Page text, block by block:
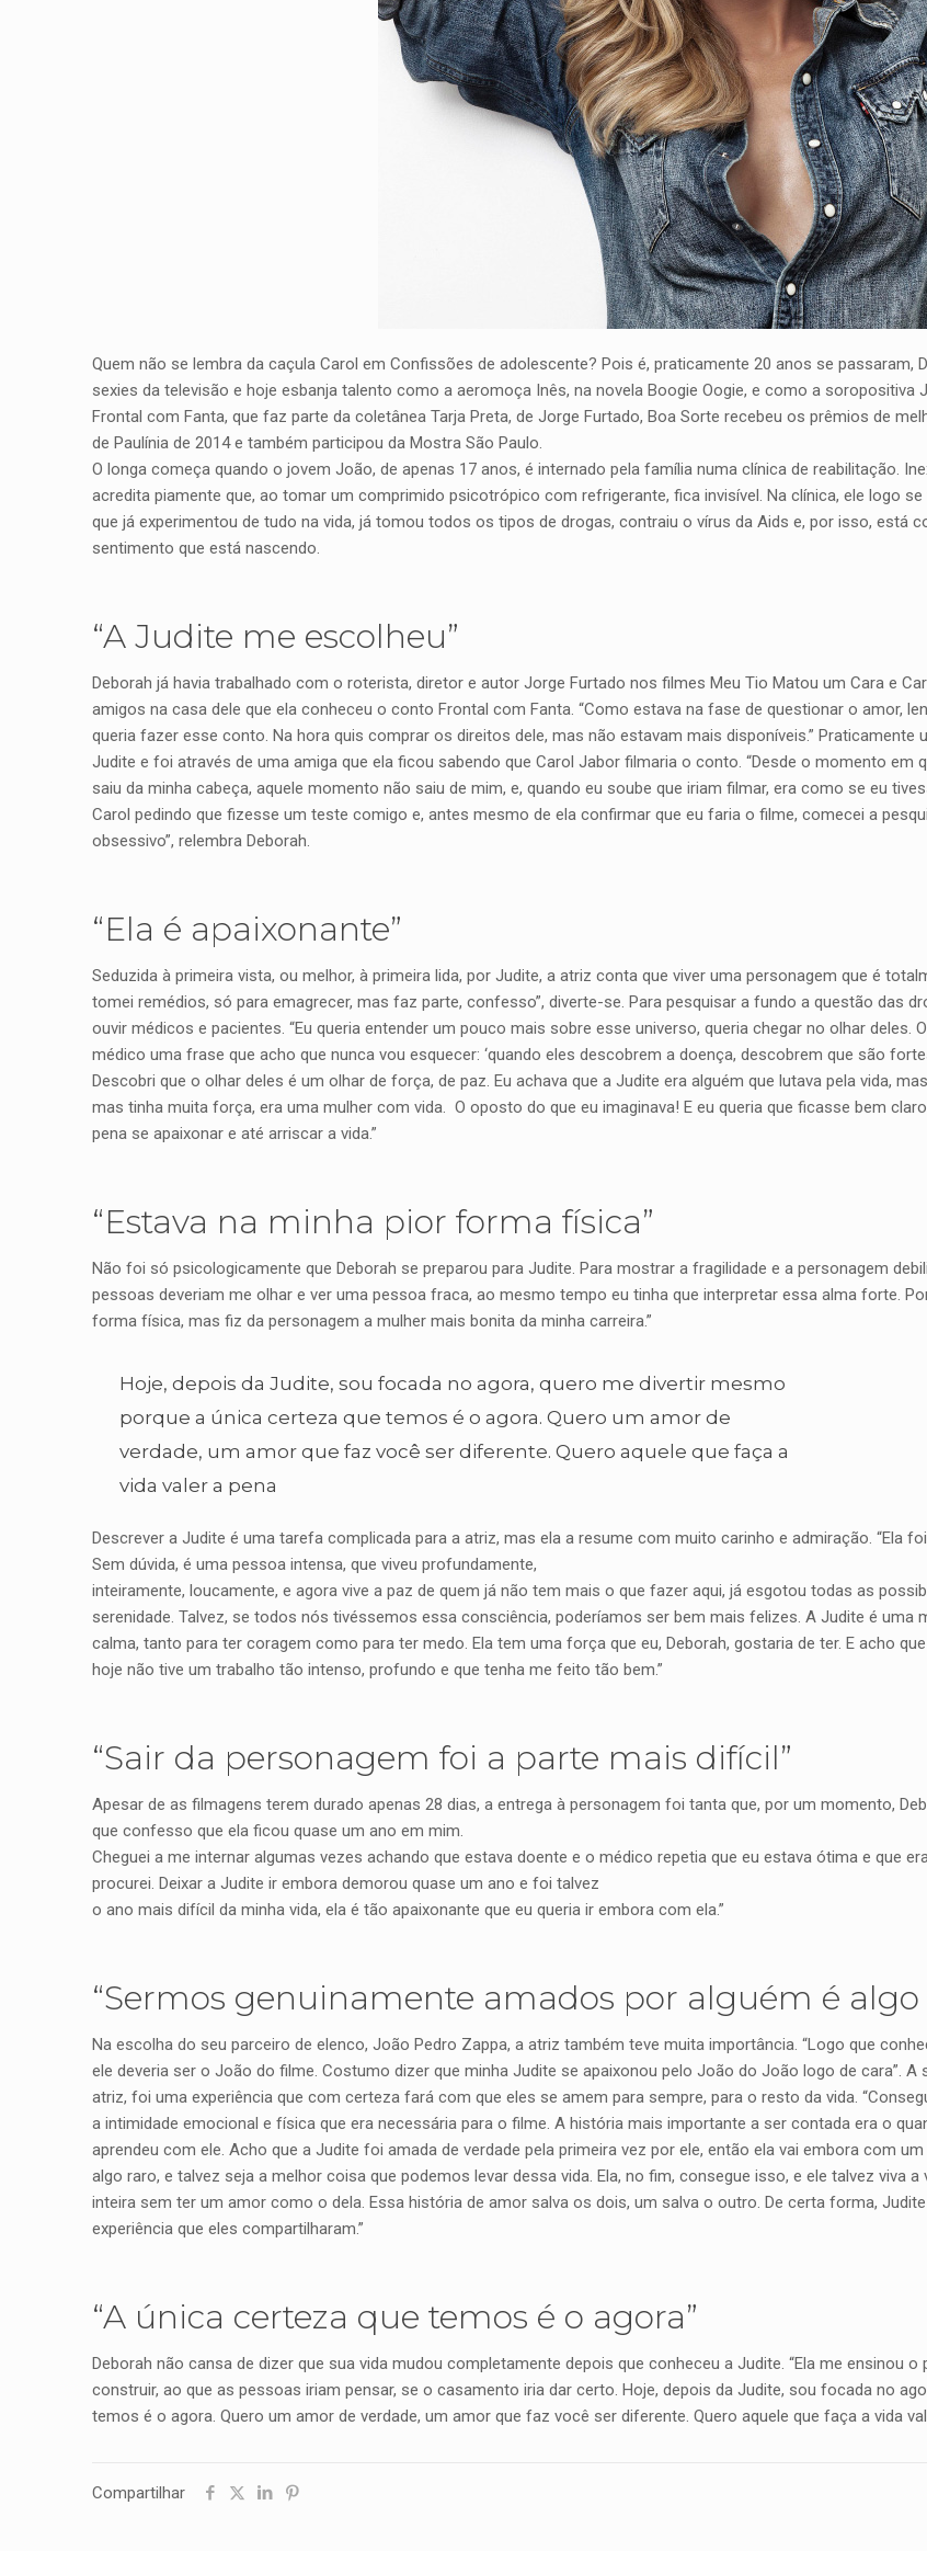
Quem não se lembra da caçula Carol em Confissões de adolescente? Pois é, praticamente 20 anos se
sexies da televisão e hoje esbanja talento como a aeromoça Inês, na novela Boogie Oogie, e como a
Frontal com Fanta, que faz parte da coletânea Tarja Preta, de Jorge Furtado, Boa Sorte recebeu os prêmios de
de Paulínia de 2014 e também participou da Mostra São Paulo.
O longa começa quando o jovem João, de apenas 17 anos, é internado pela família numa clínica de reabilitação.
acredita piamente que, ao tomar um comprimido psicotrópico com refrigerante, fica invisível. Na clínica, ele logo
que já experimentou de tudo na vida, já tomou todos os tipos de drogas, contraiu o vírus da Aids e, por isso, está
sentimento que está nascendo.
“A Judite me escolheu”
Deborah já havia trabalhado com o roterista, diretor e autor Jorge Furtado nos filmes Meu Tio Matou um Cara e
amigos na casa dele que ela conheceu o conto Frontal com Fanta. “Como estava na fase de questionar o amor,
queria fazer esse conto. Na hora quis comprar os direitos dele, mas não estavam mais disponíveis.”
Judite e foi através de uma amiga que ela ficou sabendo que Carol Jabor filmaria o conto. “Desde o momento em
saiu da minha cabeça, aquele momento não saiu de mim, e, quando eu soube que iriam filmar, era como se eu
Carol pedindo que fizesse um teste comigo e, antes mesmo de ela confirmar que eu faria o filme, comecei a
obsessivo”, relembra Deborah.
“Ela é apaixonante”
Seduzida à primeira vista, ou melhor, à primeira lida, por Judite, a atriz conta que viver uma personagem que é
tomei remédios, só para emagrecer, mas faz parte, confesso”, diverte-se. Para pesquisar a fundo a questão das
ouvir médicos e pacientes. “Eu queria entender um pouco mais sobre esse universo, queria chegar no olhar deles.
médico uma frase que acho que nunca vou esquecer: ‘quando eles descobrem a doença, descobrem que são
Descobri que o olhar deles é um olhar de força, de paz. Eu achava que a Judite era alguém que lutava pela vida,
mas tinha muita força, era uma mulher com vida. O oposto do que eu imaginava! E eu queria que ficasse bem
pena se apaixonar e até arriscar a vida.”
“Estava na minha pior forma física”
Não foi só psicologicamente que Deborah se preparou para Judite. Para mostrar a fragilidade e a personagem
pessoas deveriam me olhar e ver uma pessoa fraca, ao mesmo tempo eu tinha que interpretar essa alma forte.
forma física, mas fiz da personagem a mulher mais bonita da minha carreira.”
Hoje, depois da Judite, sou focada no agora, quero me divertir mesmo
porque a única certeza que temos é o agora. Quero um amor de
verdade, um amor que faz você ser diferente. Quero aquele que faça a
vida valer a pena
Descrever a Judite é uma tarefa complicada para a atriz, mas ela a resume com muito carinho e admiração. “Ela
Sem dúvida, é uma pessoa intensa, que viveu profundamente,
inteiramente, loucamente, e agora vive a paz de quem já não tem mais o que fazer aqui, já esgotou todas as
serenidade. Talvez, se todos nós tivéssemos essa consciência, poderíamos ser bem mais felizes. A Judite é uma
calma, tanto para ter coragem como para ter medo. Ela tem uma força que eu, Deborah, gostaria de ter. E acho
hoje não tive um trabalho tão intenso, profundo e que tenha me feito tão bem.”
“Sair da personagem foi a parte mais difícil”
Apesar de as filmagens terem durado apenas 28 dias, a entrega à personagem foi tanta que, por um momento,
que confesso que ela ficou quase um ano em mim.
Cheguei a me internar algumas vezes achando que estava doente e o médico repetia que eu estava ótima e que
procurei. Deixar a Judite ir embora demorou quase um ano e foi talvez
o ano mais difícil da minha vida, ela é tão apaixonante que eu queria ir embora com ela.”
“Sermos genuinamente amados por alguém é algo
Na escolha do seu parceiro de elenco, João Pedro Zappa, a atriz também teve muita importância. “Logo que
ele deveria ser o João do filme. Costumo dizer que minha Judite se apaixonou pelo João do João logo de cara”.
atriz, foi uma experiência que com certeza fará com que eles se amem para sempre, para o resto da vida.
a intimidade emocional e física que era necessária para o filme. A história mais importante a ser contada era o
aprendeu com ele. Acho que a Judite foi amada de verdade pela primeira vez por ele, então ela vai embora com
algo raro, e talvez seja a melhor coisa que podemos levar dessa vida. Ela, no fim, consegue isso, e ele talvez viva a
inteira sem ter um amor como o dela. Essa história de amor salva os dois, um salva o outro. De certa forma,
experiência que eles compartilharam.”
“A única certeza que temos é o agora”
Deborah não cansa de dizer que sua vida mudou completamente depois que conheceu a Judite. “Ela me ensinou
construir, ao que as pessoas iriam pensar, se o casamento iria dar certo. Hoje, depois da Judite, sou focada no
temos é o agora. Quero um amor de verdade, um amor que faz você ser diferente. Quero aquele que faça a vida
Compartilhar